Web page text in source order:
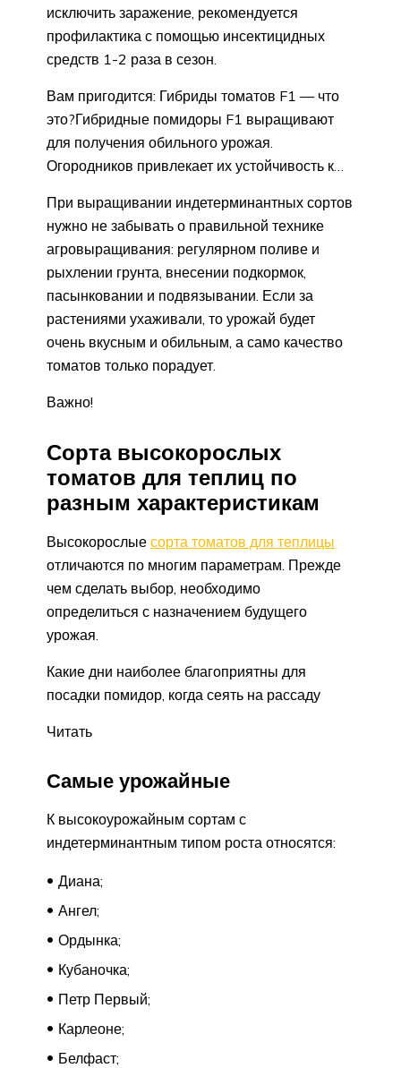
исключить заражение, рекомендуется
профилактика с помощью инсектицидных
средств 1-2 раза в сезон.
Вам пригодится: Гибриды томатов F1 — что
это?Гибридные помидоры F1 выращивают
для получения обильного урожая.
Огородников привлекает их устойчивость к…
При выращивании индетерминантных сортов
нужно не забывать о правильной технике
агровыращивания: регулярном поливе и
рыхлении грунта, внесении подкормок,
пасынковании и подвязывании. Если за
растениями ухаживали, то урожай будет
очень вкусным и обильным, а само качество
томатов только порадует.
Важно!
Сорта высокорослых
томатов для теплиц по
разным характеристикам
Высокорослые сорта томатов для теплицы
отличаются по многим параметрам. Прежде
чем сделать выбор, необходимо
определиться с назначением будущего
урожая.
Какие дни наиболее благоприятны для
посадки помидор, когда сеять на рассаду
Читать
Самые урожайные
К высокоурожайным сортам с
индетерминантным типом роста относятся:
Диана;
Ангел;
Ордынка;
Кубаночка;
Петр Первый;
Карлеоне;
Белфаст;